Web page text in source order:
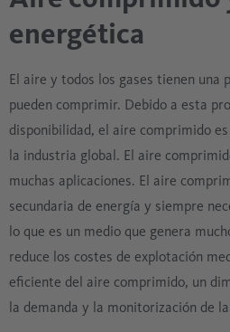
energética
El aire y todos los gases tienen una
pueden comprimir. Debido a esta
disponibilidad, el aire comprimido
la industria global. El aire
muchas aplicaciones. El aire
secundaria de energía y siempre
lo que es un medio que genera
reduce los costes de explotación
eficiente del aire comprimido, un
la demanda y la monitorización de